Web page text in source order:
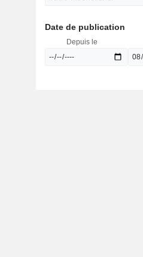
Date de publication
Depuis le